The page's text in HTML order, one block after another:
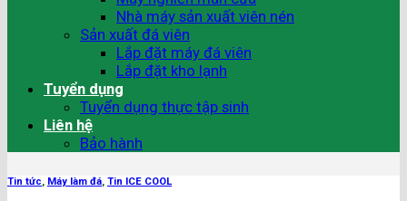
Nhà máy sản xuất viên nén
Sản xuất đá viên
Lắp đặt máy đá viên
Lắp đặt kho lạnh
Tuyển dụng
Tuyển dụng thực tập sinh
Liên hệ
Bảo hành
Tin tức, Máy làm đá, Tin ICE COOL